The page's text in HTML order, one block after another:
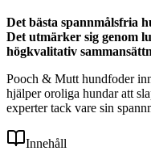
Det bästa spannmålsfria
Det utmärker sig genom
högkvalitativ
Pooch & Mutt hundfoder
hjälper oroliga hundar att
experter tack vare sin
Innehåll